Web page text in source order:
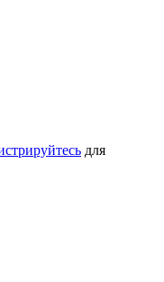
для